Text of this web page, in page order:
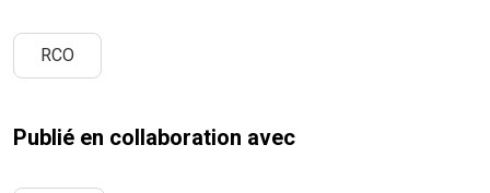
RCO
Publié en collaboration avec